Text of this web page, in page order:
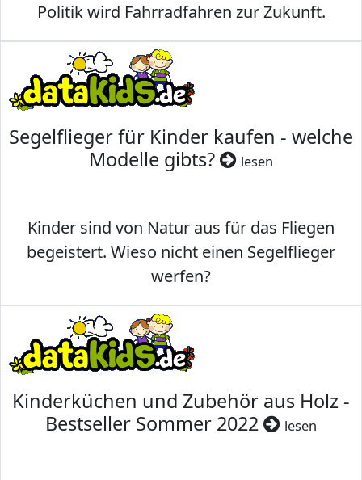
Politik wird Fahrradfahren zur Zukunft.
Segelflieger für Kinder kaufen - welche
Modelle gibts?
lesen
Kinder sind von Natur aus für das Fliegen
begeistert. Wieso nicht einen Segelflieger
werfen?
Kinderküchen und Zubehör aus Holz -
Bestseller Sommer 2022
lesen